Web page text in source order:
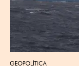
GEOPOLÍTICA